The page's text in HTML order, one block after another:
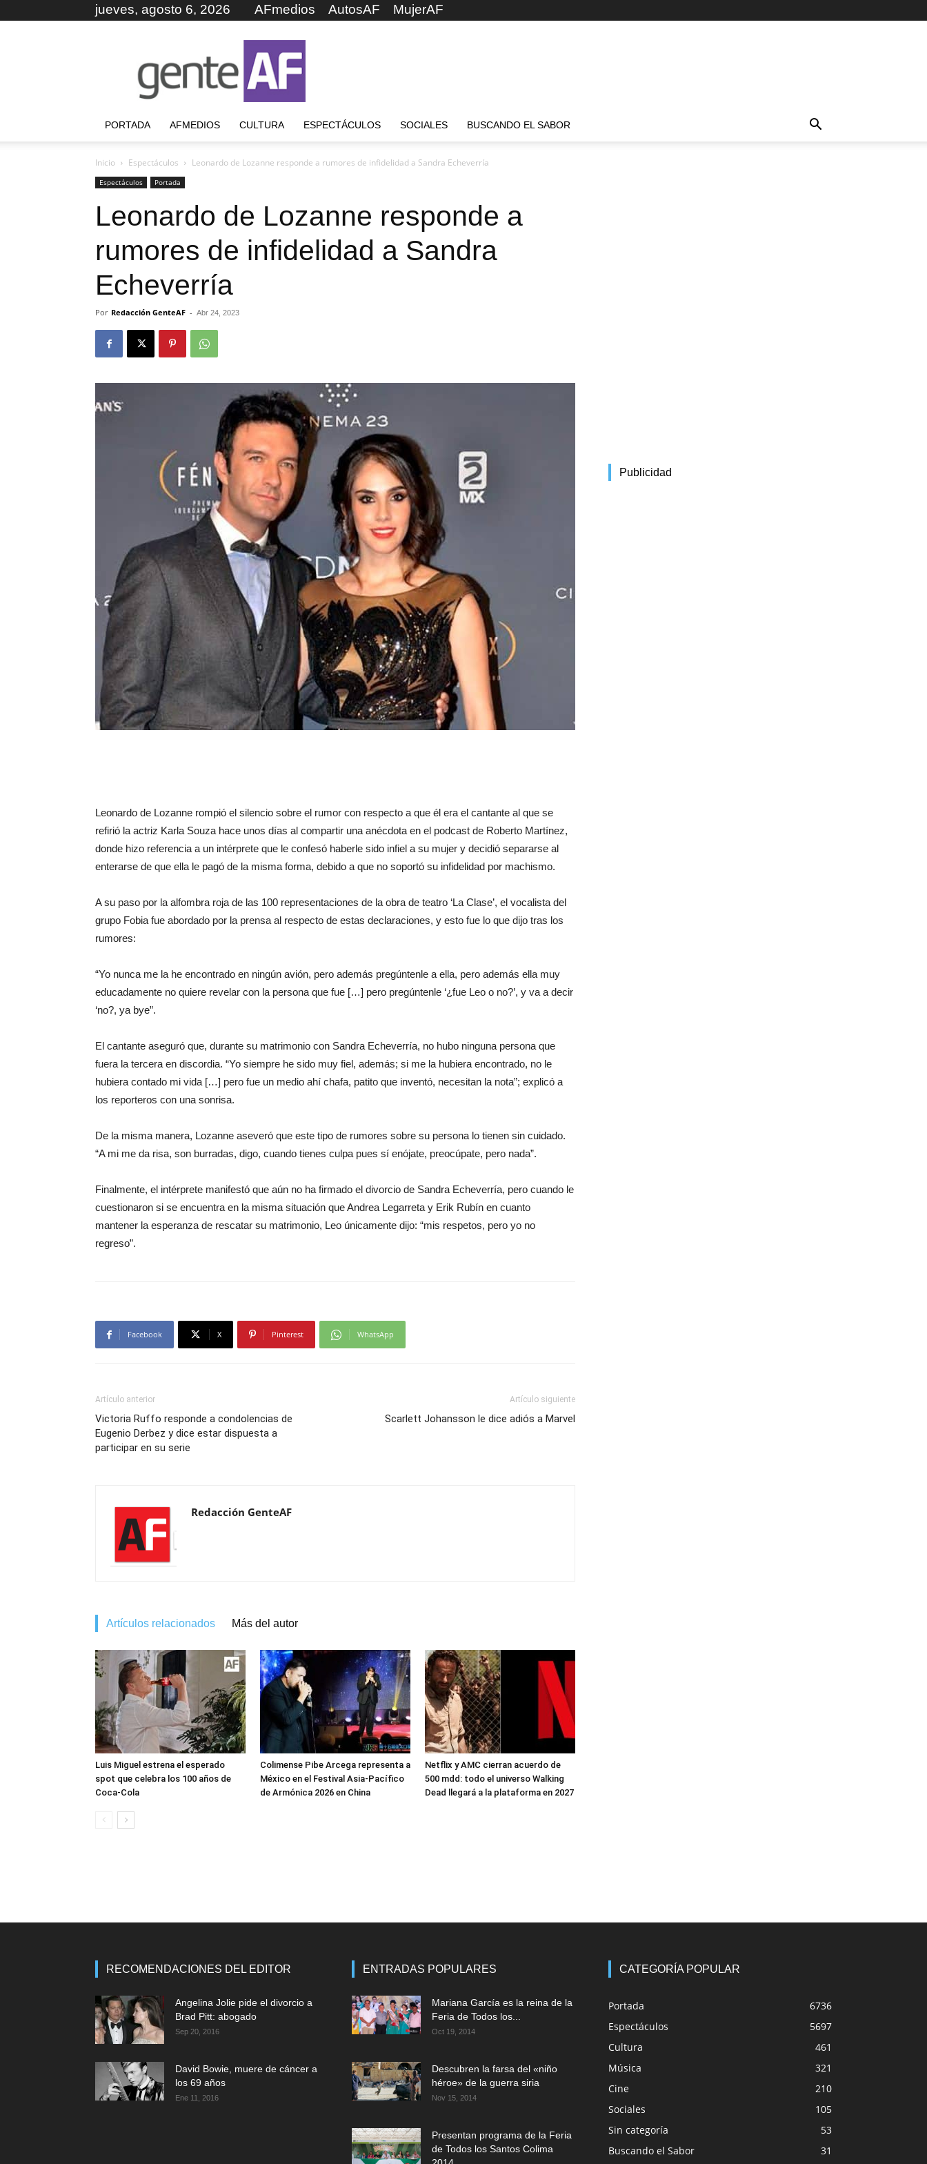
jueves, agosto 6, 2026 AFmedios AutosAF MujerAF
PORTADA AFMEDIOS CULTURA ESPECTÁCULOS SOCIALES BUSCANDO EL SABOR
Inicio Espectáculos Leonardo de Lozanne responde a rumores de infidelidad a Sandra Echeverría
Espectáculos Portada
Leonardo de Lozanne responde a
rumores de infidelidad a Sandra
Echeverría
Por Redacción GenteAF - Abr 24, 2023
Leonardo de Lozanne rompió el silencio sobre el rumor con respecto a que él era el cantante al que se
refirió la actriz Karla Souza hace unos días al compartir una anécdota en el podcast de Roberto Martínez,
donde hizo referencia a un intérprete que le confesó haberle sido infiel a su mujer y decidió separarse al
enterarse de que ella le pagó de la misma forma, debido a que no soportó su infidelidad por machismo.
A su paso por la alfombra roja de las 100 representaciones de la obra de teatro ‘La Clase’, el vocalista del
grupo Fobia fue abordado por la prensa al respecto de estas declaraciones, y esto fue lo que dijo tras los
rumores:
“Yo nunca me la he encontrado en ningún avión, pero además pregúntenle a ella, pero además ella muy
educadamente no quiere revelar con la persona que fue […] pero pregúntenle ‘¿fue Leo o no?’, y va a decir
‘no?, ya bye”.
El cantante aseguró que, durante su matrimonio con Sandra Echeverría, no hubo ninguna persona que
fuera la tercera en discordia. “Yo siempre he sido muy fiel, además; si me la hubiera encontrado, no le
hubiera contado mi vida […] pero fue un medio ahí chafa, patito que inventó, necesitan la nota”; explicó a
los reporteros con una sonrisa.
De la misma manera, Lozanne aseveró que este tipo de rumores sobre su persona lo tienen sin cuidado.
“A mi me da risa, son burradas, digo, cuando tienes culpa pues sí enójate, preocúpate, pero nada”.
Finalmente, el intérprete manifestó que aún no ha firmado el divorcio de Sandra Echeverría, pero cuando le
cuestionaron si se encuentra en la misma situación que Andrea Legarreta y Erik Rubín en cuanto
mantener la esperanza de rescatar su matrimonio, Leo únicamente dijo: “mis respetos, pero yo no
regreso”.
Facebook X Pinterest WhatsApp
Artículo anterior
Victoria Ruffo responde a condolencias de
Eugenio Derbez y dice estar dispuesta a
participar en su serie
Artículo siguiente
Scarlett Johansson le dice adiós a Marvel
Redacción GenteAF
Artículos relacionados Más del autor
Luis Miguel estrena el esperado
spot que celebra los 100 años de
Coca-Cola
Colimense Pibe Arcega representa a
México en el Festival Asia-Pacífico
de Armónica 2026 en China
Netflix y AMC cierran acuerdo de
500 mdd: todo el universo Walking
Dead llegará a la plataforma en 2027
Publicidad
RECOMENDACIONES DEL EDITOR
Angelina Jolie pide el divorcio a
Brad Pitt: abogado
Sep 20, 2016
David Bowie, muere de cáncer a
los 69 años
Ene 11, 2016
ENTRADAS POPULARES
Mariana García es la reina de la
Feria de Todos los...
Oct 19, 2014
Descubren la farsa del «niño
héroe» de la guerra siria
Nov 15, 2014
Presentan programa de la Feria
de Todos los Santos Colima
CATEGORÍA POPULAR
Portada
6736
Espectáculos
5697
Cultura
461
Música
321
Cine
210
Sociales
105
Sin categoría
53
Buscando el Sabor
31